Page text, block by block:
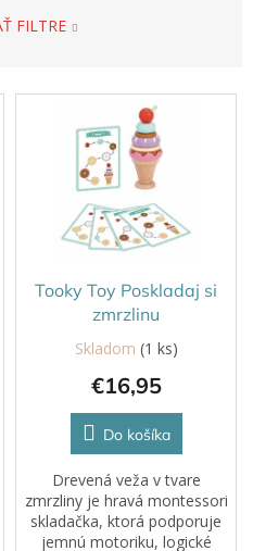
FILTRE
Tooky Toy Poskladaj si
zmrzlinu
Skladom (1 ks)
€16,95
Do košíka
Drevená veža v tvare
zmrzliny je hravá montessori
skladačka, ktorá podporuje
jemnú motoriku, logické